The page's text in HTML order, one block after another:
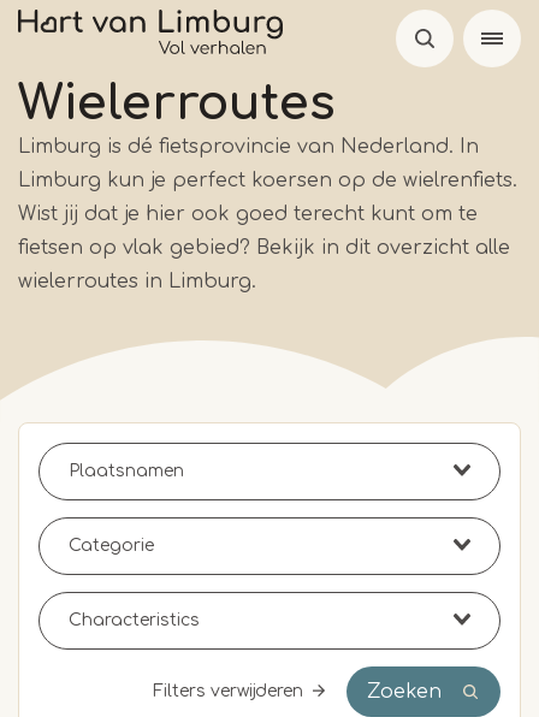
Overslaan
naar
inhoud
gaan
Wielerroutes
Limburg is dé fietsprovincie van Nederland. In
Limburg kun je perfect koersen op de wielrenfiets.
Wist jij dat je hier ook goed terecht kunt om te
fietsen op vlak gebied? Bekijk in dit overzicht alle
wielerroutes in Limburg.
Filters verwijderen Zoeken